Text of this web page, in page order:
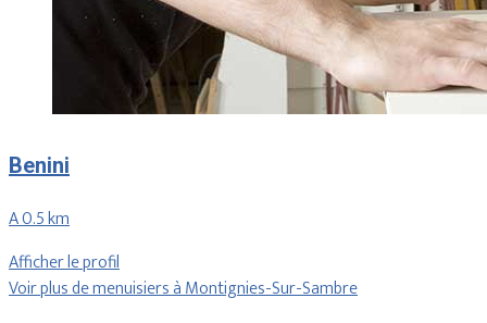
Benini
A 0.5 km
Afficher le profil
Voir plus de menuisiers à Montignies-Sur-Sambre